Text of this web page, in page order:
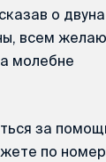
о
всем
молебне
за
по